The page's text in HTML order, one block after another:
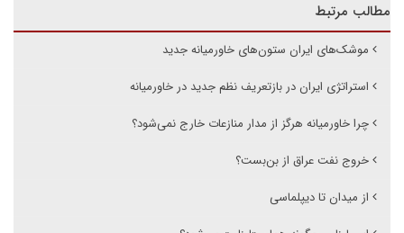
مطالب مرتبط
موشک‌های ایران ستون‌های خاورمیانه جدید
استراتژی ایران در بازتعریف نظم جدید در خاورمیانه
چرا خاورمیانه هرگز از مدار منازعات خارج نمی‌شود؟
خروج نفت عراق از بن‌بست؟
از میدان تا دیپلماسی